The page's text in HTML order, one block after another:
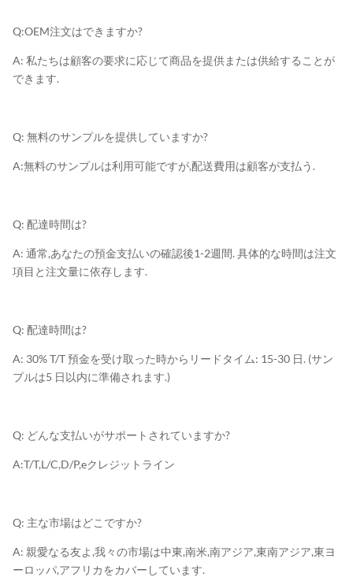
Q:OEM注文はできますか?
A: 私たちは顧客の要求に応じて商品を提供または供給することが
できます.
Q: 無料のサンプルを提供していますか?
A:無料のサンプルは利用可能ですが,配送費用は顧客が支払う.
Q: 配達時間は?
A: 通常,あなたの預金支払いの確認後1-2週間. 具体的な時間は注文
項目と注文量に依存します.
Q: 配達時間は?
A: 30% T/T 預金を受け取った時からリードタイム: 15-30 日. (サン
プルは5 日以内に準備されます.)
Q: どんな支払いがサポートされていますか?
A:T/T,L/C,D/P,eクレジットライン
Q: 主な市場はどこですか?
A: 親愛なる友よ,我々の市場は中東,南米,南アジア,東南アジア,東ヨ
ーロッパ,アフリカをカバーしています.